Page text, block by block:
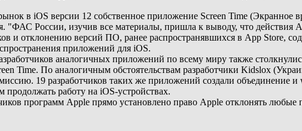
в iOS версии 12 собственное приложение Screen Time (Экранное
"ФАС России, изучив все материалы, пришла к выводу, что
и отклонению версий ПО, ранее распространявшихся в App Store,
приложений для iOS.
аналогичных приложений по всему миру также
Time. По аналогичным обстоятельствам разработчики Kidslox
19 разработчиков таких же приложений создали объединение и
продолжать работу на iOS-устройствах.
программ Apple прямо установлено право Apple отклонять любые